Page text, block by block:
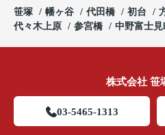
笹塚
幡ヶ谷 代田橋 初台
代々木上原
参宮橋 中野富士見
株式会社 笹
03-5465-1313